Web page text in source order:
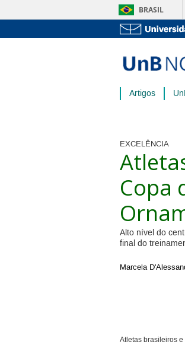
BRASIL
Artigos
EXCELÊNCIA
Copa
Alto nível do
final do
Marcela
Atletas brasileiros